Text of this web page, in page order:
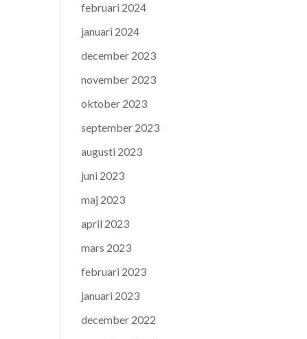
februari 2024
januari 2024
december 2023
november 2023
oktober 2023
september 2023
augusti 2023
juni 2023
maj 2023
april 2023
mars 2023
februari 2023
januari 2023
december 2022